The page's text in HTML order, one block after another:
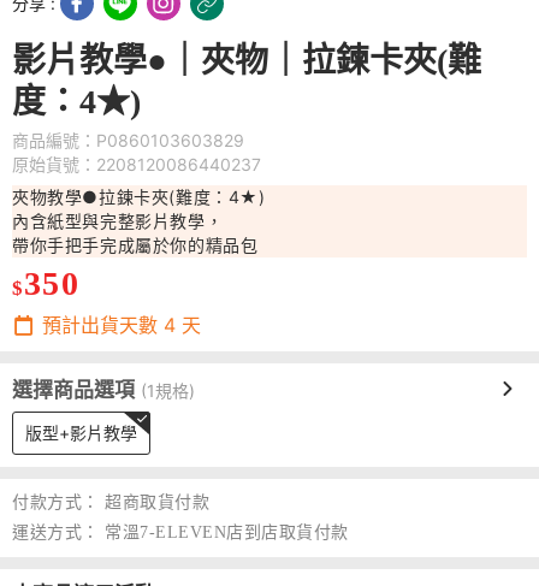
影片教學●｜夾物｜拉鍊卡夾(難
度：4★)
商品編號：P0860103603829
原始貨號：2208120086440237
夾物教學●拉鍊卡夾(難度：4★)
內含紙型與完整影片教學，
帶你手把手完成屬於你的精品包
$350
預計出貨天數 4 天
選擇商品選項 (1規格)
版型+影片教學
付款方式：
超商取貨付款
運送方式：
常溫7-ELEVEN店到店取貨付款